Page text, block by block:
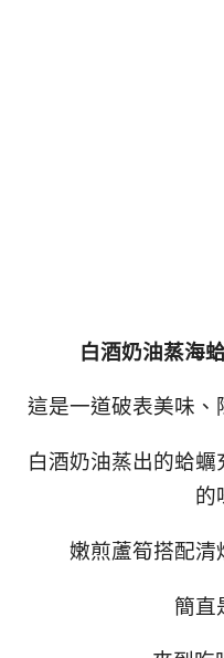
白酒奶油蒸海
這是一道破表美味
白酒奶油蒸出的蛤
的
嫩煎蘆筍搭配清
簡直